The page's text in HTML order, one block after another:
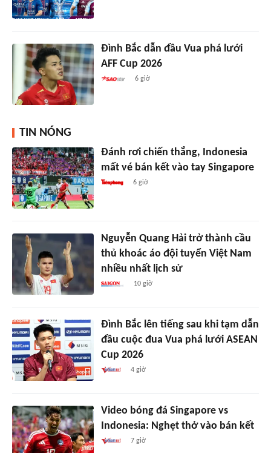
Đình Bắc dẫn đầu Vua phá lưới
AFF Cup 2026
6 giờ
TIN NÓNG
Đánh rơi chiến thắng, Indonesia
mất vé bán kết vào tay Singapore
6 giờ
Nguyễn Quang Hải trở thành cầu
thủ khoác áo đội tuyển Việt Nam
nhiều nhất lịch sử
10 giờ
Đình Bắc lên tiếng sau khi tạm dẫn
đầu cuộc đua Vua phá lưới ASEAN
Cup 2026
4 giờ
Video bóng đá Singapore vs
Indonesia: Nghẹt thở vào bán kết
7 giờ